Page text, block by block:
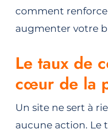
comment
augmenter votre
Le taux de
cœur de la
Un site ne sert à
aucune action. Le